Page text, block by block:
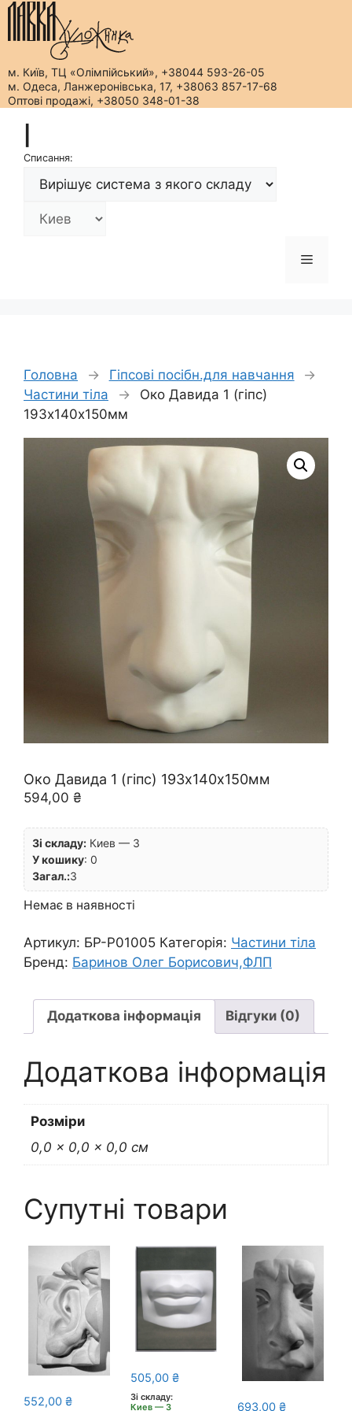
м. Київ, ТЦ «Олімпійський», +38044 593-26-05
м. Одеса, Ланжеронівська, 17, +38063 857-17-68
Оптові продажі, +38050 348-01-38
вмістуСписання:
Меню
Головна → Гіпсові посібн.для навчання
→
Частини тіла
→
Око Давида 1 (гіпс)
193х140х150мм
Око Давида 1 (гіпс) 193х140х150мм
594,00 ₴
Зі складу: Киев — 3
У кошику: 0
Загал.:3
Немає в наявності
Артикул: БР-P01005 Категорія: Частини тіла
Бренд: Баринов Олег Борисович,ФЛП
Додаткова інформація Відгуки (0)
Додаткова інформація
Розміри
0,0 × 0,0 × 0,0 см
Супутні товари
552,00 ₴
505,00 ₴
Зі складу:
Киев — 3
693,00 ₴